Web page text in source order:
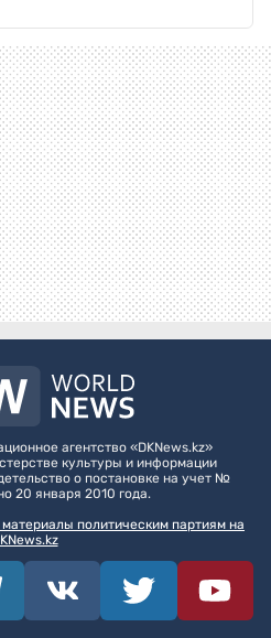
агентство «DKNews.kz»
культуры и информации
о постановке на учет №
20 января 2010 года.
политическим партиям на